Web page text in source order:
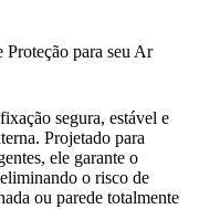
para seu Ar
segura, estável e
Projetado para
ele garante o
o risco de
ou parede totalmente